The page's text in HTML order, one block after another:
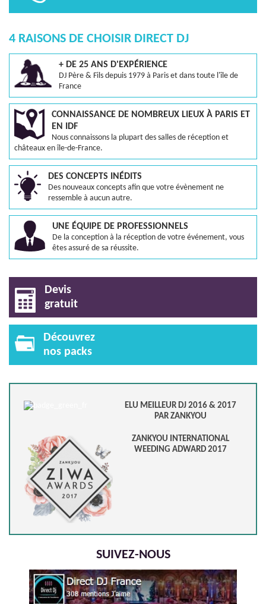
4 RAISONS DE CHOISIR DIRECT DJ
+ DE 25 ANS D'EXPÉRIENCE
DJ Père & Fils depuis 1979 à Paris et dans toute l'île de
France
CONNAISSANCE DE NOMBREUX LIEUX À PARIS ET
EN IDF
Nous connaissons la plupart des salles de réception et
châteaux en île-de-France.
DES CONCEPTS INÉDITS
Des nouveaux concepts afin que votre évènement ne
ressemble à aucun autre.
UNE ÉQUIPE DE PROFESSIONNELS
De la conception à la réception de votre événement, vous
êtes assuré de sa réussite.
Devis
gratuit
Découvrez
nos packs
ELU MEILLEUR DJ 2016 & 2017
PAR ZANKYOU
ZANKYOU INTERNATIONAL
WEEDING ADWARD 2017
SUIVEZ-NOUS